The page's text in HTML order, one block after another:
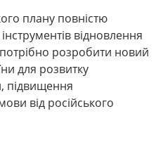
плану повністю
відновлення
розробити новий
для розвитку
підвищення
від російського